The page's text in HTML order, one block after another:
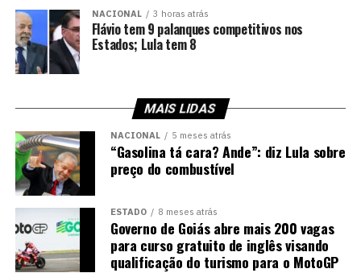
NACIONAL 3 horas atrás
Flávio tem 9 palanques competitivos nos
Estados; Lula tem 8
MAIS LIDAS
NACIONAL 5 meses atrás
“Gasolina tá cara? Ande”: diz Lula sobre
preço do combustível
ESTADO 8 meses atrás
Governo de Goiás abre mais 200 vagas
para curso gratuito de inglês visando
qualificação do turismo para o MotoGP